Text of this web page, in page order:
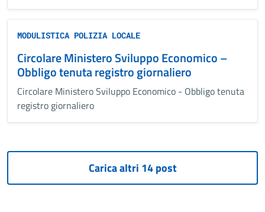
MODULISTICA POLIZIA LOCALE
Circolare Ministero Sviluppo Economico –
Obbligo tenuta registro giornaliero
Circolare Ministero Sviluppo Economico - Obbligo tenuta
registro giornaliero